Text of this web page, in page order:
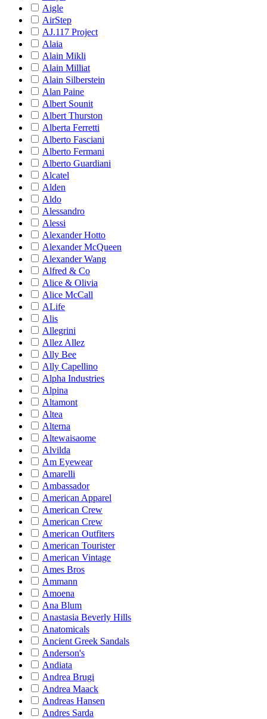
Aigle
AirStep
AJ.117 Project
Alaia
Alain Mikli
Alain Milliat
Alain Silberstein
Alan Paine
Albert Sounit
Albert Thurston
Alberta Ferretti
Alberto Fasciani
Alberto Fermani
Alberto Guardiani
Alcatel
Alden
Aldo
Alessandro
Alessi
Alexander Hotto
Alexander McQueen
Alexander Wang
Alfred & Co
Alice & Olivia
Alice McCall
ALife
Alis
Allegrini
Allez Allez
Ally Bee
Ally Capellino
Alpha Industries
Alpina
Altamont
Altea
Alterna
Altewaisaome
Alvilda
Am Eyewear
Amarelli
Ambassador
American Apparel
American Crew
American Crew
American Outfiters
American Tourister
American Vintage
Ames Bros
Ammann
Amoena
Ana Blum
Anastasia Beverly Hills
Anatomicals
Ancient Greek Sandals
Anderson's
Andiata
Andrea Brugi
Andrea Maack
Andreas Hansen
Andres Sarda